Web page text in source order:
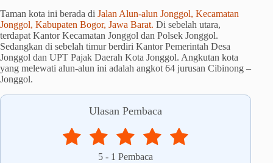
Taman kota ini berada di Jalan Alun-alun Jonggol, Kecamatan
Jonggol, Kabupaten Bogor, Jawa Barat. Di sebelah utara,
terdapat Kantor Kecamatan Jonggol dan Polsek Jonggol.
Sedangkan di sebelah timur berdiri Kantor Pemerintah Desa
Jonggol dan UPT Pajak Daerah Kota Jonggol. Angkutan kota
yang melewati alun-alun ini adalah angkot 64 jurusan Cibinong –
Jonggol.
Ulasan Pembaca
5 - 1 Pembaca